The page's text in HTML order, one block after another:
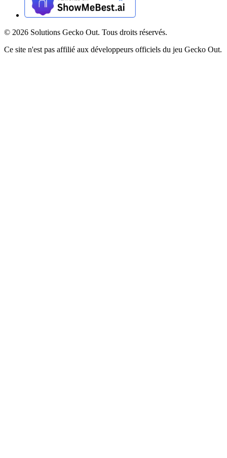
© 2026 Solutions Gecko Out. Tous droits réservés.
Ce site n'est pas affilié aux développeurs officiels du jeu Gecko Out.